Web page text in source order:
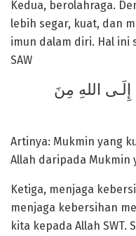
Kedua, berolahraga.
lebih segar, kuat, dan
imun dalam diri. Hal ini
SAW
اللهِ مِنَ
Artinya: Mukmin yang
Allah daripada Mukmin
Ketiga, menjaga
menjaga kebersihan
kita kepada Allah SWT.